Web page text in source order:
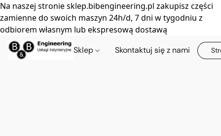
Na naszej stronie sklep.bibengineering.pl zakupisz części
zamienne do swoich maszyn 24h/d, 7 dni w tygodniu z
odbiorem własnym lub ekspresową dostawą
Sklep Skontaktuj się z nami